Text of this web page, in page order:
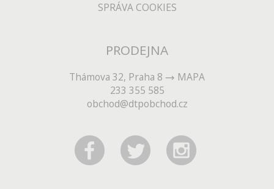
SPRÁVA COOKIES
PRODEJNA
Thámova 32, Praha 8
MAPA
233 355 585
obchod@dtpobchod.cz